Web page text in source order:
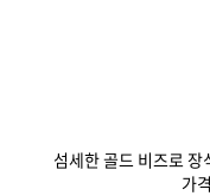
섬세한 골드 비즈로
가